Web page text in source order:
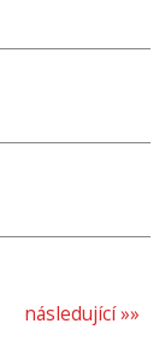
následující »»